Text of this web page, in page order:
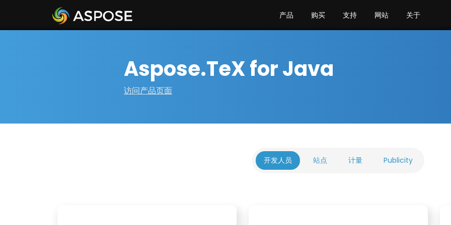
产品 购买 支持 网站 关于
Aspose.TeX for Java
访问产品页面
开发人员 站点 计量 Publicity